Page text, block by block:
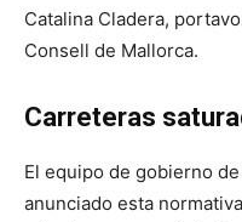
Catalina Cladera,
Consell de Mallorca.
Carreteras
El equipo de gobierno
anunciado esta